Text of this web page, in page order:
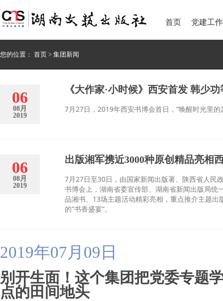
首页 党建工作
您的位置： 首页 > 集团新闻
06
08月
2019
《大作家·小时候》西安首发 韩少
7月27日，2019年西安书博会首日，“唤醒时光里
06
08月
2019
出版湘军携近3000种原创精品亮相
7月27日至30日，由国家新闻出版署、陕西省人民
书博会上，湖南省委宣传部、湖南省新闻出版局
品湘书、13场主题活动精彩亮相，重点推介主题
的“书香盛宴”。
2019年07月09日
别开生面！这个集团把党委专题
点的田间地头